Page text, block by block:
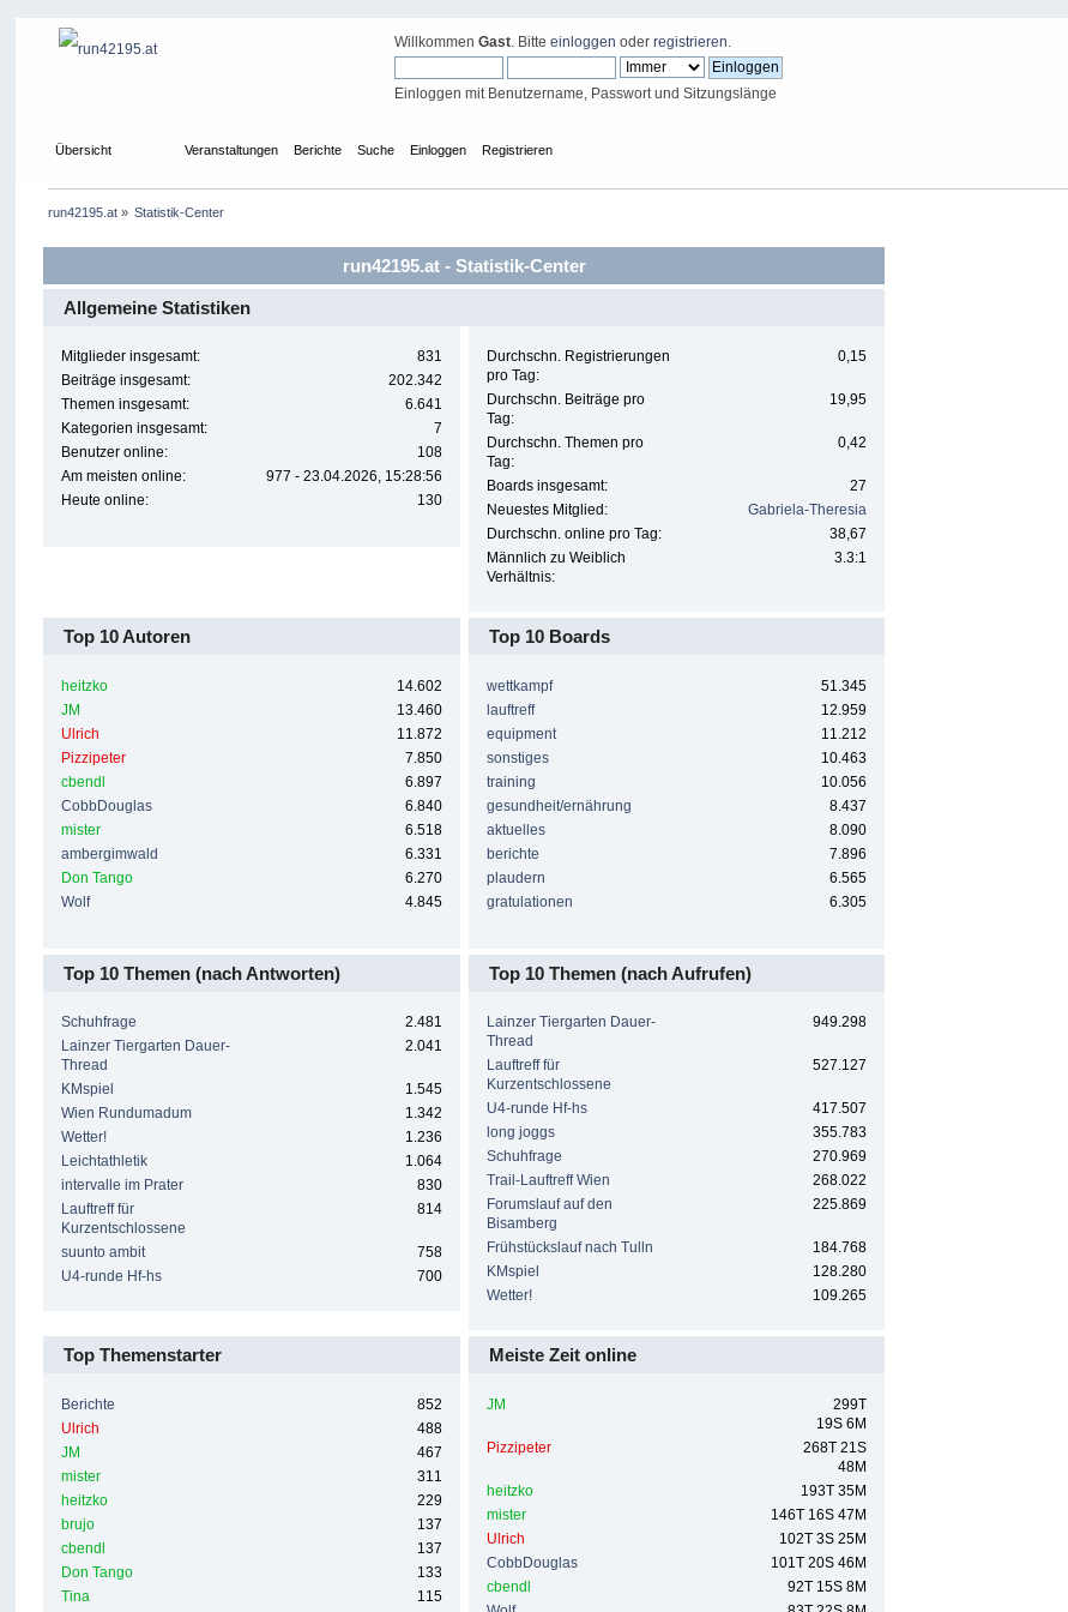
WillkommenGast. Bitteeinloggen oderregistrieren.
Einloggen mit Benutzername, Passwort und Sitzungslänge
Übersicht Veranstaltungen Berichte Suche Einloggen Registrieren
run42195.at» Statistik-Center
run42195.at - Statistik-Center
Allgemeine Statistiken
Mitglieder insgesamt:
831
Beiträge insgesamt:
202.342
Themen insgesamt:
6.641
Kategorien insgesamt:
7
Benutzer online:
108
Am meisten online:
977 - 23.04.2026, 15:28:56
Heute online:
130
Durchschn. Registrierungen
pro Tag:
0,15
Durchschn. Beiträge pro
Tag:
19,95
Durchschn. Themen pro
Tag:
0,42
Boards insgesamt:
27
Neuestes Mitglied:
Gabriela-Theresia
Durchschn. online pro Tag:
38,67
Männlich zu Weiblich
Verhältnis:
3.3:1
Top 10 Autoren
heitzko
14.602
JM
13.460
Ulrich
11.872
Pizzipeter
7.850
cbendl
6.897
CobbDouglas
6.840
mister
6.518
ambergimwald
6.331
Don Tango
6.270
Wolf
4.845
Top 10 Boards
wettkampf
51.345
lauftreff
12.959
equipment
11.212
sonstiges
10.463
training
10.056
gesundheit/ernährung
8.437
aktuelles
8.090
berichte
7.896
plaudern
6.565
gratulationen
6.305
Top 10 Themen (nach Antworten)
Schuhfrage
2.481
Lainzer Tiergarten Dauer-
Thread
2.041
KMspiel
1.545
Wien Rundumadum
1.342
Wetter!
1.236
Leichtathletik
1.064
intervalle im Prater
830
Lauftreff für
Kurzentschlossene
814
suunto ambit
758
U4-runde Hf-hs
700
Top 10 Themen (nach Aufrufen)
Lainzer Tiergarten Dauer-
Thread
949.298
Lauftreff für
Kurzentschlossene
527.127
U4-runde Hf-hs
417.507
long joggs
355.783
Schuhfrage
270.969
Trail-Lauftreff Wien
268.022
Forumslauf auf den
Bisamberg
225.869
Frühstückslauf nach Tulln
184.768
KMspiel
128.280
Wetter!
109.265
Top Themenstarter
Berichte
852
Ulrich
488
JM
467
mister
311
heitzko
229
brujo
137
cbendl
137
Don Tango
133
Tina
115
Meiste Zeit online
JM
299T
19S 6M
Pizzipeter
268T 21S
48M
heitzko
193T 35M
mister
146T 16S 47M
Ulrich
102T 3S 25M
CobbDouglas
101T 20S 46M
cbendl
92T 15S 8M